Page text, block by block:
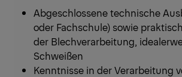
Abgeschlossene technische
oder Fachschule) sowie
der Blechverarbeitung,
Schweißen
Kenntnisse in der Verarbeitung